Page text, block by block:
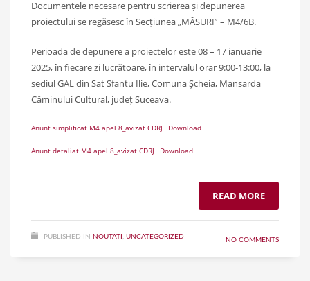
Documentele necesare pentru scrierea și depunerea
proiectului se regăsesc în Secțiunea „MĂSURI” – M4/6B.
Perioada de depunere a proiectelor este 08 – 17 ianuarie
2025, în fiecare zi lucrătoare, în intervalul orar 9:00-13:00, la
sediul GAL din Sat Sfantu Ilie, Comuna Șcheia, Mansarda
Căminului Cultural, județ Suceava.
Anunt simplificat M4 apel 8_avizat CDRJ Download
Anunt detaliat M4 apel 8_avizat CDRJ Download
READ MORE
PUBLISHED IN NOUTATI UNCATEGORIZED NO COMMENTS